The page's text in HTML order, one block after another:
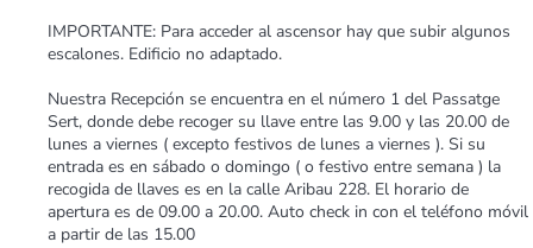
IMPORTANTE: Para acceder al ascensor hay que subir algunos
escalones. Edificio no adaptado.
Nuestra Recepción se encuentra en el número 1 del Passatge
Sert, donde debe recoger su llave entre las 9.00 y las 20.00 de
lunes a viernes ( excepto festivos de lunes a viernes ). Si su
entrada es en sábado o domingo ( o festivo entre semana ) la
recogida de llaves es en la calle Aribau 228. El horario de
apertura es de 09.00 a 20.00. Auto check in con el teléfono móvil
a partir de las 15.00